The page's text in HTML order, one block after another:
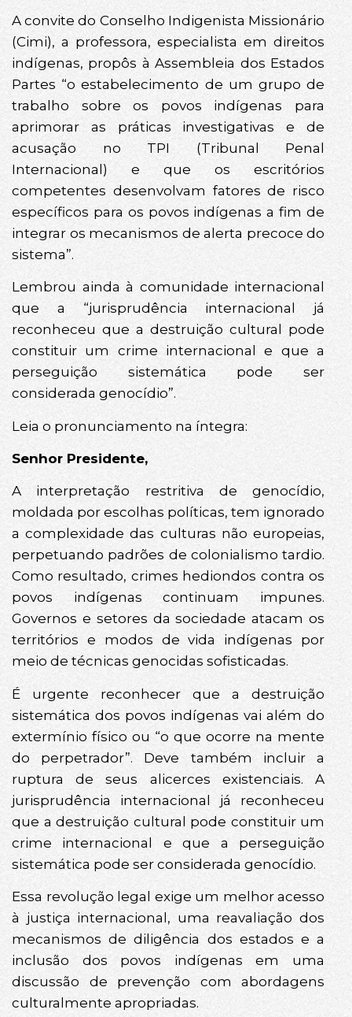
A convite do Conselho Indigenista Missionário
(Cimi), a professora, especialista em direitos
indígenas, propôs à Assembleia dos Estados
Partes “o estabelecimento de um grupo de
trabalho sobre os povos indígenas para
aprimorar as práticas investigativas e de
acusação no TPI (Tribunal Penal
Internacional) e que os escritórios
competentes desenvolvam fatores de risco
específicos para os povos indígenas a fim de
integrar os mecanismos de alerta precoce do
sistema”.
Lembrou ainda à comunidade internacional
que a “jurisprudência internacional já
reconheceu que a destruição cultural pode
constituir um crime internacional e que a
perseguição sistemática pode ser
considerada genocídio”.
Leia o pronunciamento na íntegra:
Senhor Presidente,
A interpretação restritiva de genocídio,
moldada por escolhas políticas, tem ignorado
a complexidade das culturas não europeias,
perpetuando padrões de colonialismo tardio.
Como resultado, crimes hediondos contra os
povos indígenas continuam impunes.
Governos e setores da sociedade atacam os
territórios e modos de vida indígenas por
meio de técnicas genocidas sofisticadas.
É urgente reconhecer que a destruição
sistemática dos povos indígenas vai além do
extermínio físico ou “o que ocorre na mente
do perpetrador”. Deve também incluir a
ruptura de seus alicerces existenciais. A
jurisprudência internacional já reconheceu
que a destruição cultural pode constituir um
crime internacional e que a perseguição
sistemática pode ser considerada genocídio.
Essa revolução legal exige um melhor acesso
à justiça internacional, uma reavaliação dos
mecanismos de diligência dos estados e a
inclusão dos povos indígenas em uma
discussão de prevenção com abordagens
culturalmente apropriadas.